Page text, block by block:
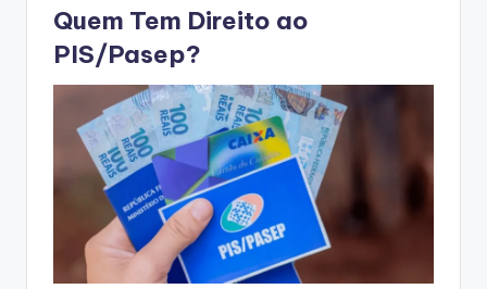
Quem Tem Direito ao
PIS/Pasep?